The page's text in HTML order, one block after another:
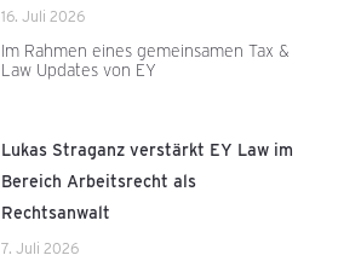
16. Juli 2026
Im Rahmen eines gemeinsamen Tax &
Law Updates von EY
Lukas Straganz verstärkt EY Law im
Bereich Arbeitsrecht als
Rechtsanwalt
7. Juli 2026